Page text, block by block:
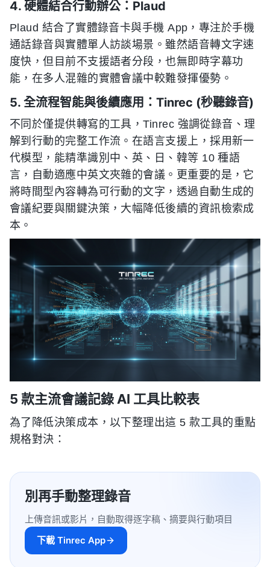
4. 硬體結合行動辦公：Plaud
Plaud 結合了實體錄音卡與手機 App，專注於手機
通話錄音與實體單人訪談場景。雖然語音轉文字速
度快，但目前不支援語者分段，也無即時字幕功
能，在多人混雜的實體會議中較難發揮優勢。
5. 全流程智能與後續應用：Tinrec (秒聽錄音)
不同於僅提供轉寫的工具，Tinrec 強調從錄音、理
解到行動的完整工作流。在語言支援上，採用新一
代模型，能精準識別中、英、日、韓等 10 種語
言，自動適應中英文夾雜的會議。更重要的是，它
將時間型內容轉為可行動的文字，透過自動生成的
會議紀要與關鍵決策，大幅降低後續的資訊檢索成
本。
5 款主流會議記錄 AI 工具比較表
為了降低決策成本，以下整理出這 5 款工具的重點
規格對決：
別再手動整理錄音
上傳音訊或影片，自動取得逐字稿、摘要與行動項目
下載 Tinrec App